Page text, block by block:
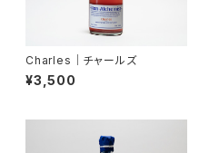
Charles│チャールズ
¥3,500